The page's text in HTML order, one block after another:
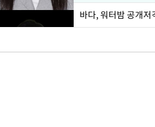
바다, 워터밤 공개